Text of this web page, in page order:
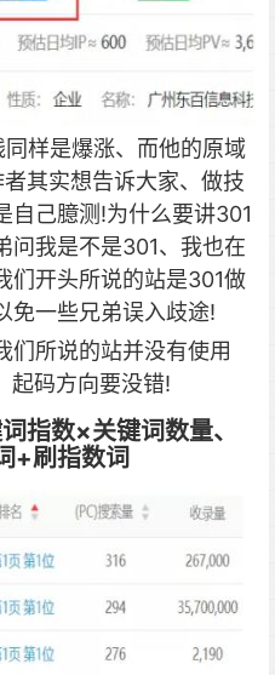
样是爆涨、而他的原域
其实想告诉大家、做技
自己臆测!为什么要讲301
问我是不是301、我也在
们开头所说的站是301做
免一些兄弟误入歧途!
们所说的站并没有使用
起码方向要没错!
指数×关键词数量、
+刷指数词